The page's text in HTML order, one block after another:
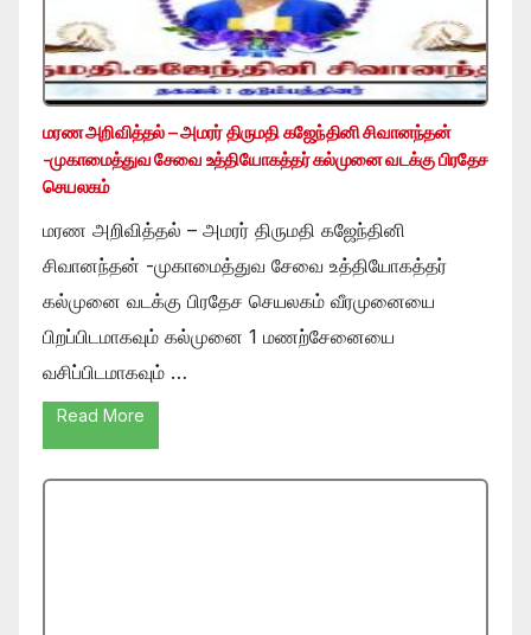
மரண அறிவித்தல் – அமரர் திருமதி கஜேந்தினி சிவானந்தன்
-முகாமைத்துவ சேவை உத்தியோகத்தர் கல்முனை வடக்கு பிரதேச
செயலகம்
மரண அறிவித்தல் – அமரர் திருமதி கஜேந்தினி
சிவானந்தன் -முகாமைத்துவ சேவை உத்தியோகத்தர்
கல்முனை வடக்கு பிரதேச செயலகம் வீரமுனையை
பிறப்பிடமாகவும் கல்முனை 1 மணற்சேனையை
வசிப்பிடமாகவும் …
Read More